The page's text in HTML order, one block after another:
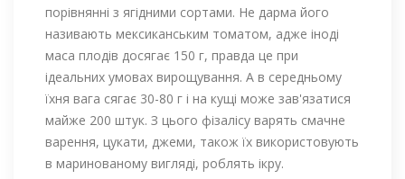
порівнянні з ягідними сортами. Не дарма його
називають мексиканським томатом, адже іноді
маса плодів досягає 150 г, правда це при
ідеальних умовах вирощування. А в середньому
їхня вага сягає 30-80 г і на кущі може зав'язатися
майже 200 штук. З цього фізалісу варять смачне
варення, цукати, джеми, також їх використовують
в маринованому вигляді, роблять ікру.